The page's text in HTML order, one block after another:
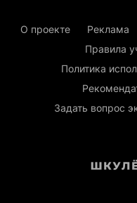
О проекте Реклама
Правила
Политика
Задать вопрос